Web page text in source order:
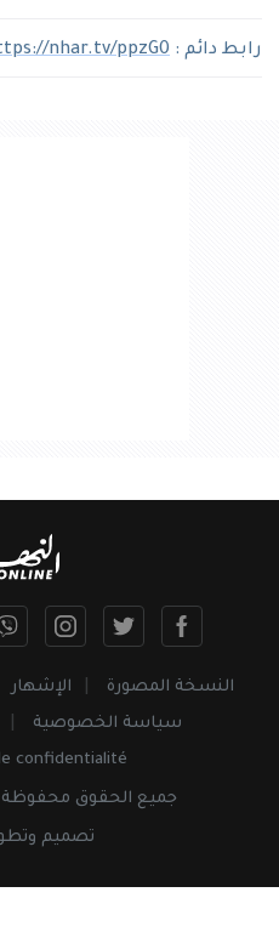
رابط دائم : nhar.tv/ppzG0
النسخة المصورة الإشهار
سياسة الخصوصية
confidentialité
جميع الحقوق محفوظة © 2026 النهار
تصميم